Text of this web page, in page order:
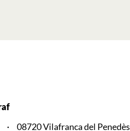
08720 Vilafranca del Penedès